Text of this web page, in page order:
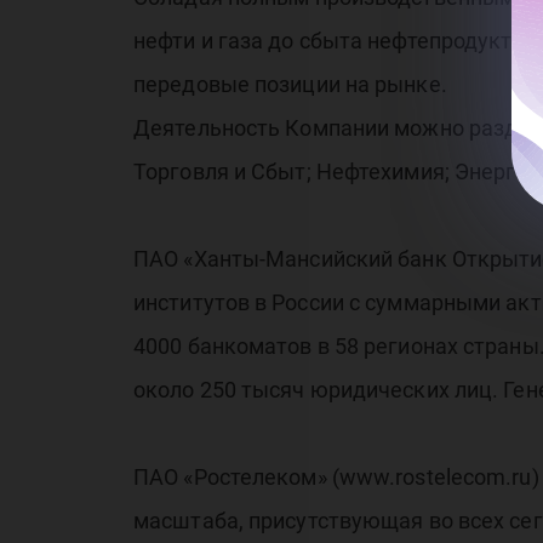
нефти и газа до сбыта
передовые позиции на рынке.
Деятельность Компании можно
Торговля и Сбыт; Нефтехимия;
ПАО «Ханты-Мансийский банк
институтов в России с суммарными
4000 банкоматов в 58 регионах
около 250 тысяч юридических лиц.
ПАО «Ростелеком»
масштаба, присутствующая во всех